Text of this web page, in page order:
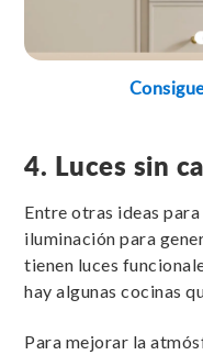
4. Luces sin
Entre otras ideas
iluminación para
tienen luces
hay algunas cocinas
Para mejorar la